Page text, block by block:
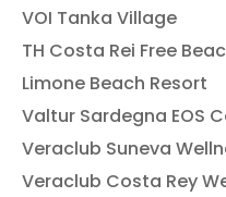
VOI Tanka Village
TH Costa Rei Free
Limone Beach Resort
Valtur Sardegna EOS
Veraclub Suneva
Veraclub Costa Rey